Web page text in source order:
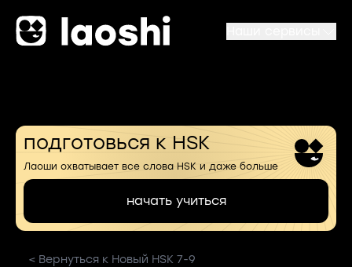
подготовься к HSK
Лаоши охватывает все слова HSK и даже больше
начать учиться
< Вернуться к Новый HSK 7-9